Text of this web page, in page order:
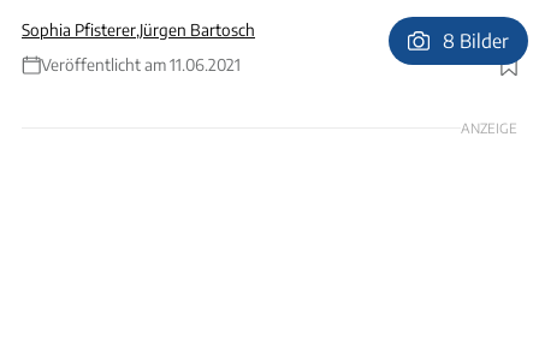
Sophia Pfisterer,Jürgen Bartosch
Veröffentlicht am 11.06.2021
Foto: Notin
8 Bilder
ANZEIGE